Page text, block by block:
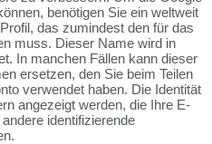
benötigen Sie ein weltweit
das zumindest den für das
muss. Dieser Name wird in
In manchen Fällen kann dieser
ersetzen, den Sie beim Teilen
verwendet haben. Die Identität
angezeigt werden, die Ihre E-
identifizierende